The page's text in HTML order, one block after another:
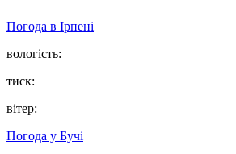
Погода в Ірпені
вологість:
тиск:
вітер:
Погода у Бучі